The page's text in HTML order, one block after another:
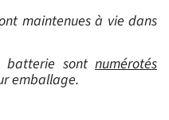
maintenues à vie dans
batterie sont numérotés
emballage.